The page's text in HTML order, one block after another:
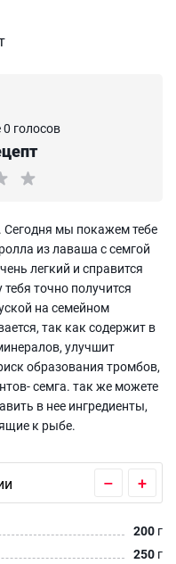
0 голосов
Сегодня мы покажем тебе
из лаваша с семгой
легкий и справится
точно получится
на семейном
так как содержит в
улучшит
образования тромбов,
семга. так же можете
в нее ингредиенты,
к рыбе.
– +
200 г
250 г